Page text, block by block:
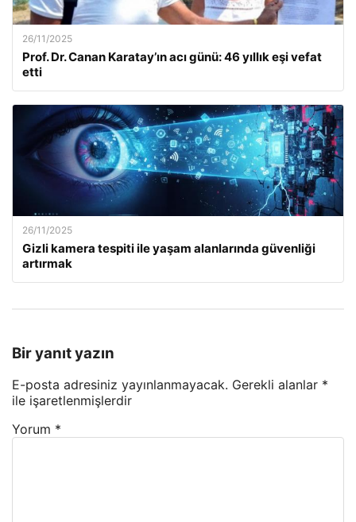
26/11/2025
Prof. Dr. Canan Karatay’ın acı günü: 46 yıllık eşi vefat
etti
26/11/2025
Gizli kamera tespiti ile yaşam alanlarında güvenliği
artırmak
Bir yanıt yazın
E-posta adresiniz yayınlanmayacak. Gerekli alanlar *
ile işaretlenmişlerdir
Yorum *